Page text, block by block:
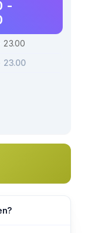
-
23.00
23.00